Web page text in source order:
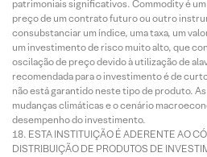
patrimoniais significativos. Commodity é
preço de um contrato futuro ou outro
consubstanciar um índice, uma taxa, um
um investimento de risco muito alto, que
oscilação de preço devido à utilização de
recomendada para o investimento é de
não está garantido neste tipo de produto.
mudanças climáticas e o cenário
desempenho do investimento.
ESTA INSTITUIÇÃO É ADERENTE AO
DISTRIBUIÇÃO DE PRODUTOS DE